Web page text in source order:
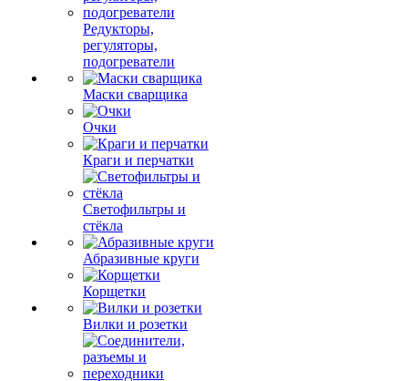
Редукторы,
регуляторы,
подогреватели
Маски сварщика
Очки
Краги и перчатки
Светофильтры и
стёкла
Абразивные круги
Корщетки
Вилки и розетки